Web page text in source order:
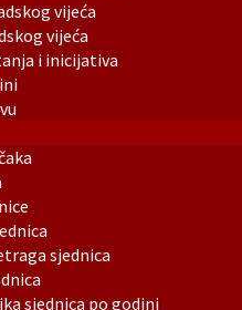
vijeća
vijeća
i inicijativa
sjednica
sjednica po godini